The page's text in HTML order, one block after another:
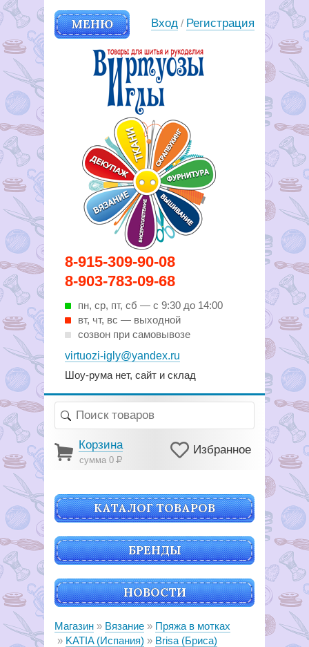
8-915-309-90-08
8-903-783-09-68
пн, ср, пт, cб — с 9:30 до 14:00
вт, чт, вс — выходной
созвон при самовывозе
virtuozi-igly@yandex.ru
Шоу-рума нет, сайт и склад
МЕНЮ
Вирутозы иглы. Товары для
шитья и рукоделья
Вход / Регистрация
Корзина
сумма 0Р
Избранное
КАТАЛОГ ТОВАРОВ
БРЕНДЫ
НОВОСТИ
Магазин Вязание
Пряжа в мотках
KATIA (Испания)
Brisa (Бриса)